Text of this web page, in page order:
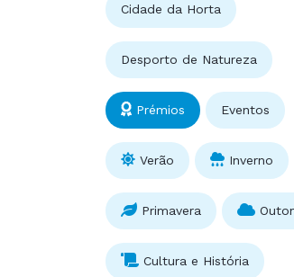
Cidade da Horta
Desporto de Natureza
Prémios Eventos
Verão Inverno
Primavera
Cultura e História